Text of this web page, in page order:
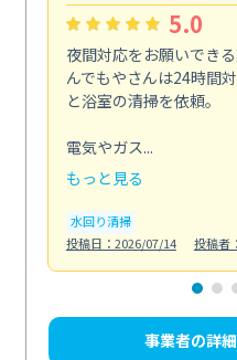
5.0
夜間対応をお願いでき
んでもやさんは24時間
と浴室の清掃を依頼。
電気やガス...
もっと見る
水回り清掃
投稿日：2026/07/14
投稿者
事業者の詳